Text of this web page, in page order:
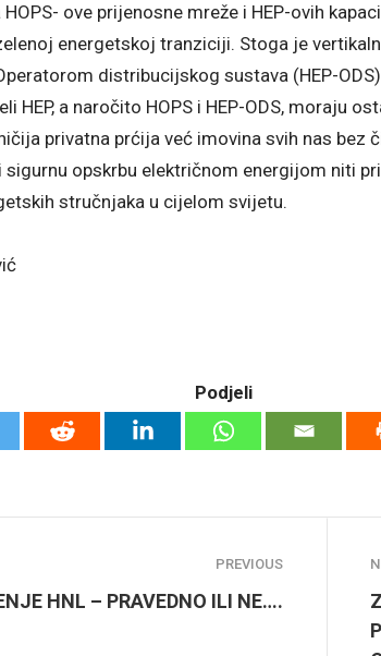
ove prijenosne mreže i HEP-ovih
energetskoj tranziciji. Stoga je
distribucijskog sustava (HEP-
HEP, a naročito HOPS i HEP-ODS, moraju
privatna prćija već imovina svih nas bez
opskrbu električnom energijom niti
stručnjaka u cijelom svijetu.
Podjeli
PREVIOUS
HNL – PRAVEDNO ILI NE….